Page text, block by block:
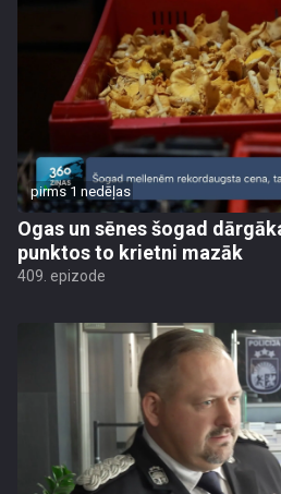
pirms 1 nedēļas
Ogas un sēnes šogad
punktos to krietni mazāk
409. epizode